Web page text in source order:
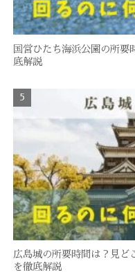
国営ひたち海浜公園の所要
底解説
広島城の所要時間は？見ど
を徹底解説